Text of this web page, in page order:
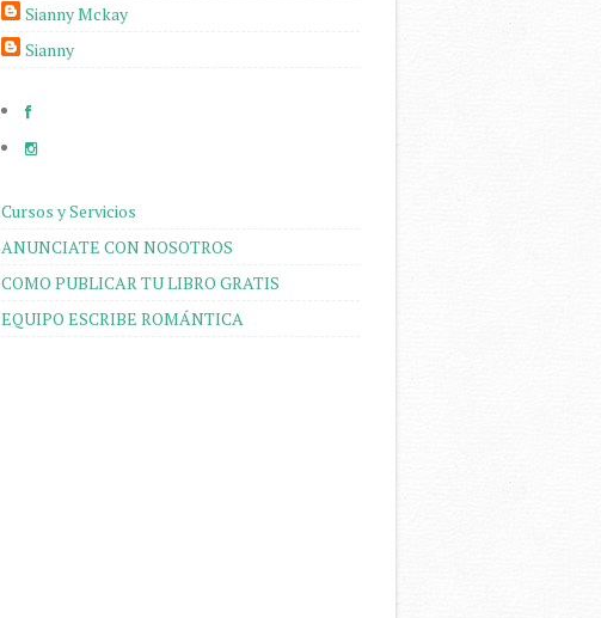
Sianny Mckay
Sianny
Cursos y Servicios
ANUNCIATE CON NOSOTROS
COMO PUBLICAR TU LIBRO GRATIS
EQUIPO ESCRIBE ROMÁNTICA